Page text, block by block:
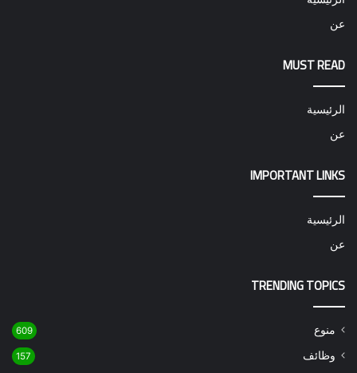
عن
MUST READ
الرئيسية
عن
IMPORTANT LINKS
الرئيسية
عن
TRENDING TOPICS
منوع 609
وظائف 157